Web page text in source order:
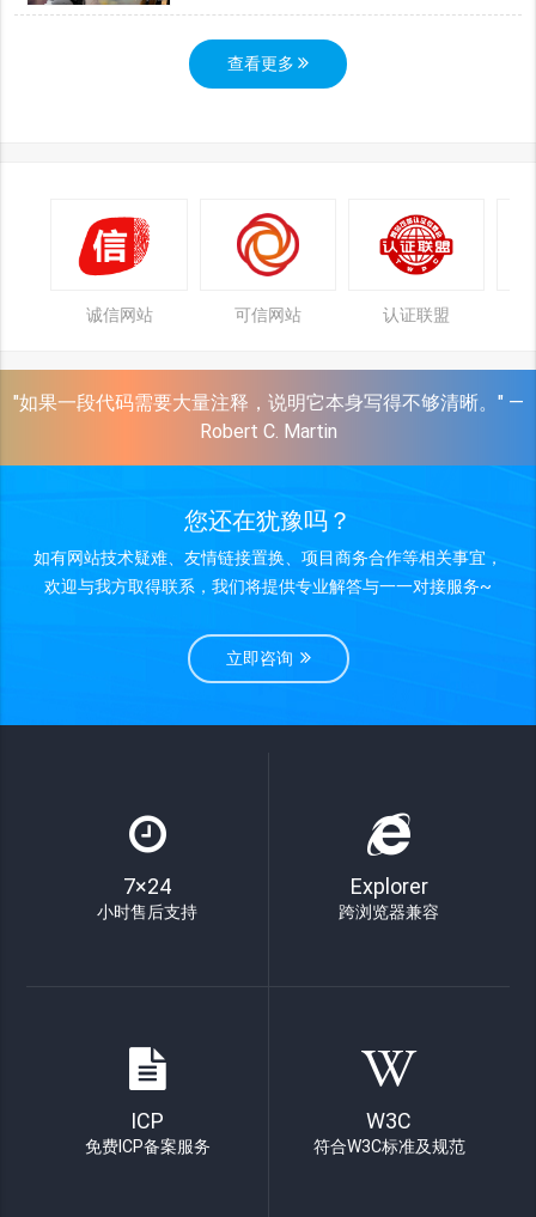
查看更多
诚信网站 可信网站 认证联盟
"如果一段代码需要大量注释，说明它本身写得不够清晰。" —
Robert C. Martin
您还在犹豫吗？
如有网站技术疑难、友情链接置换、项目商务合作等相关事宜，
欢迎与我方取得联系，我们将提供专业解答与一一对接服务~
立即咨询
7×24
小时售后支持
Explorer
跨浏览器兼容
ICP
免费ICP备案服务
W3C
符合W3C标准及规范